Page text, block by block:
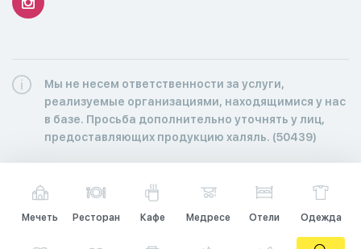
Мы не несем ответственности за услуги,
реализуемые организациями, находящимися у нас
в базе. Просьба дополнительно уточнять у лиц,
предоставляющих продукцию халяль. (50439)
Мечеть Ресторан Кафе Медресе Отели Одежда